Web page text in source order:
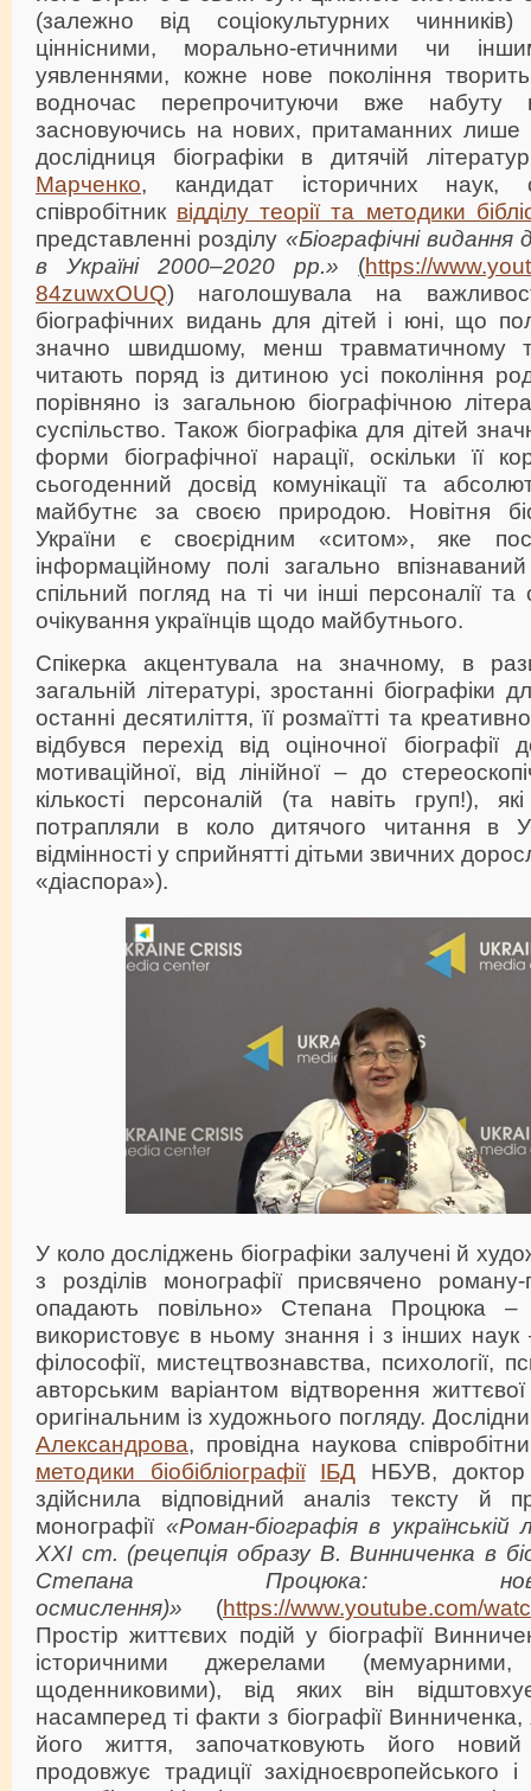
(залежно від соціокультурних
ціннісними, морально-етичними чи
уявленнями, кожне нове покоління творить
водночас перепрочитуючи вже набуту
засновуючись на нових, притаманних лише
дослідниця біографіки в дитячій
Марченко, кандидат історичних наук,
співробітник відділу теорії та методики
представленні розділу «Біографічні
в Україні 2000–2020 рр.» (https://
84zuwxOUQ) наголошувала на
біографічних видань для дітей і юні, що
значно швидшому, менш травматичному
читають поряд із дитиною усі покоління
порівняно із загальною біографічною
суспільство. Також біографіка для дітей
форми біографічної нарації, оскільки її
сьогоденний досвід комунікації та
майбутнє за своєю природою. Новітня
України є своєрідним «ситом», яке
інформаційному полі загально
спільний погляд на ті чи інші персоналії та
очікування українців щодо майбутнього.
Спікерка акцентувала на значному, в
загальній літературі, зростанні біографіки
останні десятиліття, її розмаїтті та
відбувся перехід від оціночної біографії
мотиваційної, від лінійної – до
кількості персоналій (та навіть груп!),
потрапляли в коло дитячого читання в
відмінності у сприйнятті дітьми звичних
«діаспора»).
У коло досліджень біографіки залучені й
з розділів монографії присвячено роману-
опадають повільно» Степана Процюка –
використовує в ньому знання і з інших наук –
філософії, мистецтвознавства, психології,
авторським варіантом відтворення життєвої
оригінальним із художнього погляду.
Александрова, провідна наукова
методики біобібліографії
ІБД НБУВ, доктор
здійснила відповідний аналіз тексту й
монографії «Роман-біографія в
ХХІ ст. (рецепція образу В. Винниченка в
Степана Процюка:
осмислення)» (https://www.youtube.com/
Простір життєвих подій у біографії
історичними джерелами (мемуарними,
щоденниковими), від яких він
насамперед ті факти з біографії Винниченка,
його життя, започатковують його
продовжує традиції західноєвропейського